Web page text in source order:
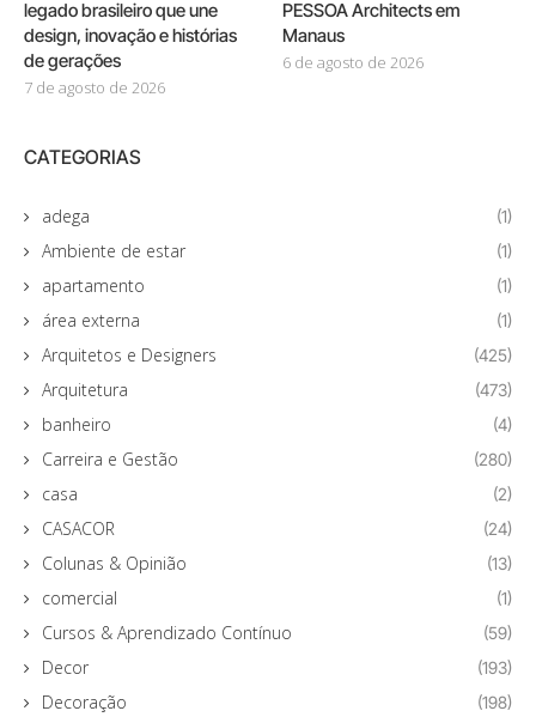
legado brasileiro que une
design, inovação e histórias
de gerações
7 de agosto de 2026
PESSOA Architects em
Manaus
6 de agosto de 2026
CATEGORIAS
adega (1)
Ambiente de estar (1)
apartamento (1)
área externa (1)
Arquitetos e Designers (425)
Arquitetura (473)
banheiro (4)
Carreira e Gestão (280)
casa (2)
CASACOR (24)
Colunas & Opinião (13)
comercial (1)
Cursos & Aprendizado Contínuo (59)
Decor (193)
Decoração (198)